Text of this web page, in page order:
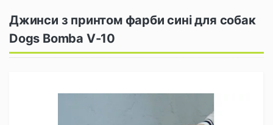
Джинси з принтом фарби сині для собак
Dogs Bomba V-10